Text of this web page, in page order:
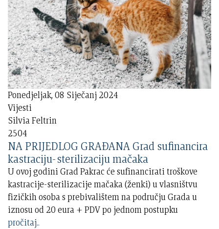
Ponedjeljak, 08 Siječanj 2024
Vijesti
Silvia Feltrin
2504
NA PRIJEDLOG GRAĐANA Grad sufinancira
kastraciju-sterilizaciju mačaka
U ovoj godini Grad Pakrac će sufinancirati troškove
kastracije-sterilizacije mačaka (ženki) u vlasništvu
fizičkih osoba s prebivalištem na području Grada u
iznosu od 20 eura + PDV po jednom postupku
pročitaj..